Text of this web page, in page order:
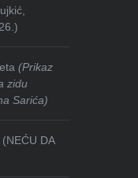
(Prikaz
zidu
Sarića)
DA